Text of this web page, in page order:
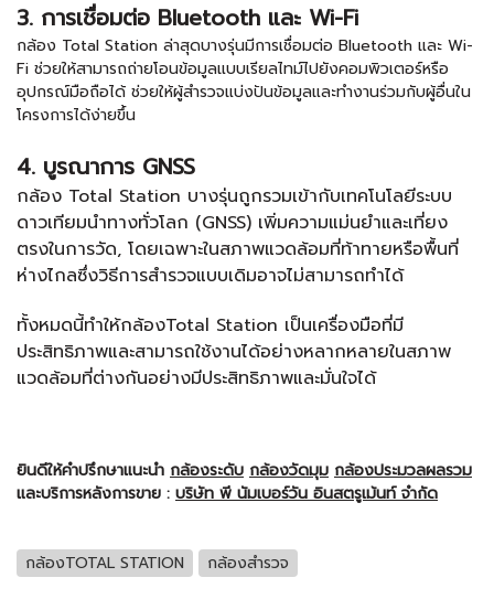
3. การเชื่อมต่อ Bluetooth และ Wi-Fi
กล้อง Total Station ล่าสุดบางรุ่นมีการเชื่อมต่อ Bluetooth และ Wi-
Fi ช่วยให้สามารถถ่ายโอนข้อมูลแบบเรียลไทม์ไปยังคอมพิวเตอร์หรือ
อุปกรณ์มือถือได้ ช่วยให้ผู้สำรวจแบ่งปันข้อมูลและทำงานร่วมกับผู้อื่นใน
โครงการได้ง่ายขึ้น
4. บูรณาการ GNSS
กล้อง Total Station บางรุ่นถูกรวมเข้ากับเทคโนโลยีระบบ
ดาวเทียมนำทางทั่วโลก (GNSS) เพิ่มความแม่นยำและเที่ยง
ตรงในการวัด, โดยเฉพาะในสภาพแวดล้อมที่ท้าทายหรือพื้นที่
ห่างไกลซึ่งวิธีการสำรวจแบบเดิมอาจไม่สามารถทำได้
ทั้งหมดนี้ทำให้กล้องTotal Station เป็นเครื่องมือที่มี
ประสิทธิภาพและสามารถใช้งานได้อย่างหลากหลายในสภาพ
แวดล้อมที่ต่างกันอย่างมีประสิทธิภาพและมั่นใจได้
ยินดีให้คำปรึกษาแนะนำ กล้องระดับ กล้องวัดมุม กล้องประมวลผลรวม
และบริการหลังการขาย : บริษัท พี นัมเบอร์วัน อินสตรูเม้นท์ จำกัด
กล้องTOTAL STATION กล้องสำรวจ